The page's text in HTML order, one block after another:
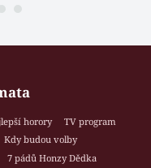
horory
TV program
Kdy budou volby
7 pádů Honzy Dědka